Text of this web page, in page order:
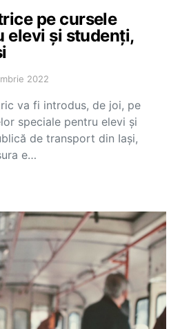
pe cursele
elevi și studenți,
2022
va fi introdus, de joi, pe
speciale pentru elevi și
de transport din Iași,
e…